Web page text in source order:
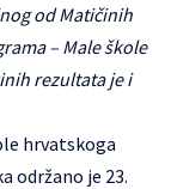
od Matičinih
– Male škole
rezultata je i
hrvatskoga
održano je 23.